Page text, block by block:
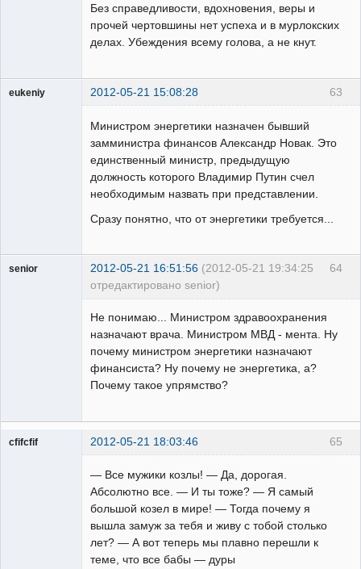
Без справедливости, вдохновения, веры и
прочей чертовшины нет успеха и в мурлокских
делах. Убеждения всему голова, а не кнут.
63
eukeniy 2012-05-21 15:08:28
Министром энергетики назначен бывший
замминистра финансов Александр Новак. Это
единственный министр, предыдущую
должность которого Владимир Путин счел
необходимым назвать при представлении.
Сразу понятно, что от энергетики требуется...
64
senior 2012-05-21 16:51:56 (2012-05-21 19:34:25
отредактировано senior)
Не понимаю... Министром здравоохранения
назначают врача. Министром МВД - мента. Ну
почему министром энергетики назначают
финансиста? Ну почему не энергетика, а?
Почему такое упрямство?
65
cfifcfif 2012-05-21 18:03:46
— Все мужики козлы! — Да, дорогая.
Абсолютно все. — И ты тоже? — Я самый
большой козел в мире! — Тогда почему я
вышла замуж за тебя и живу с тобой столько
лет? — А вот теперь мы плавно перешли к
теме, что все бабы — дуры